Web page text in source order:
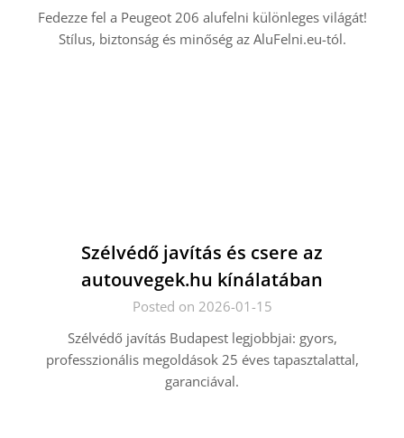
Fedezze fel a Peugeot 206 alufelni különleges világát!
Stílus, biztonság és minőség az AluFelni.eu-tól.
Szélvédő javítás és csere az
autouvegek.hu kínálatában
Posted on 2026-01-15
Szélvédő javítás Budapest legjobbjai: gyors,
professzionális megoldások 25 éves tapasztalattal,
garanciával.